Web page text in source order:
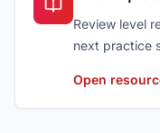
Review level
next practice
Open